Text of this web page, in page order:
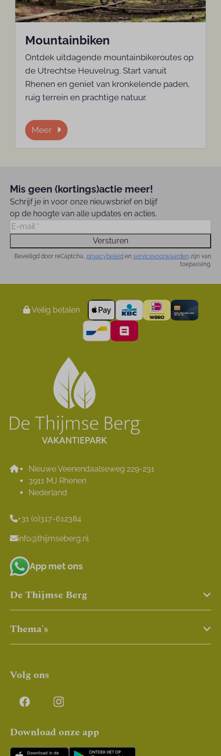
Mountainbiken
Ontdek uitdagende mountainbikeroutes op
de Utrechtse Heuvelrug. Start vanuit
Rhenen en geniet van kronkelende paden,
ruig terrein en prachtige natuur.
Meer
Mis geen (kortings)actie meer!
Schrijf je in voor onze nieuwsbrief en blijf
op de hoogte van alle updates en acties.
Versturen
Beveiligd door reCaptcha, privacybeleid en servicevoorwaarden zijn van
toepassing.
Veilig betalen
Nieuwe Veenendaalseweg 229-231
3911 MJ Rhenen
Nederland
+31 (0)317-612384
info@thijmseberg.nl
App met ons
De Thijmse Berg
Thema's
Volg ons
Download onze app